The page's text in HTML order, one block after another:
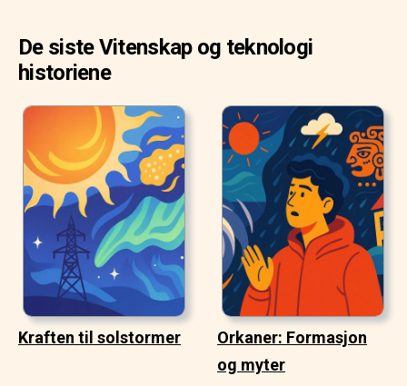
De siste Vitenskap og teknologi
historiene
Kraften til solstormer
Orkaner: Formasjon
og myter